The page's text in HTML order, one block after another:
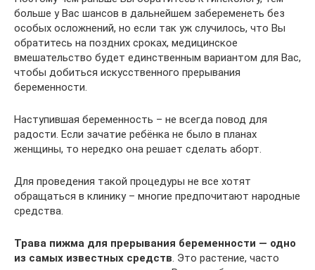
больше у Вас шансов в дальнейшем забеременеть без
особых осложнений, но если так уж случилось, что Вы
обратитесь на поздних сроках, медицинское
вмешательство будет единственным вариантом для Вас,
чтобы добиться искусственного прерывания
беременности.
Наступившая беременность – не всегда повод для
радости. Если зачатие ребёнка не было в планах
женщины, то нередко она решает сделать аборт.
Для проведения такой процедуры не все хотят
обращаться в клинику – многие предпочитают народные
средства.
Трава пижма для прерывания беременности — одно
из самых известных средств . Это растение, часто